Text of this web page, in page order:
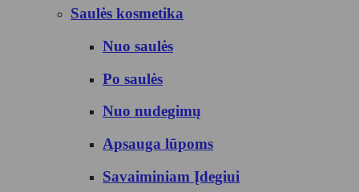
Saulės kosmetika
Nuo saulės
Po saulės
Nuo nudegimų
Apsauga lūpoms
Savaiminiam Įdegiui